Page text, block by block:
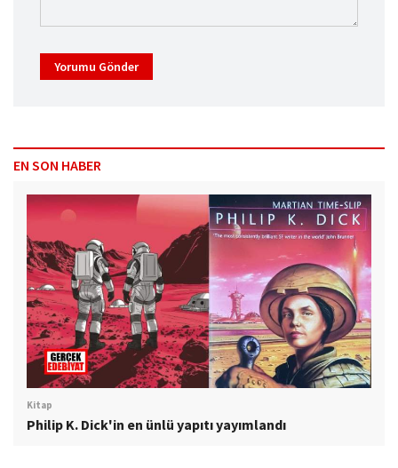
Yorumu Gönder
EN SON HABER
Kitap
Philip K. Dick'in en ünlü yapıtı yayımlandı